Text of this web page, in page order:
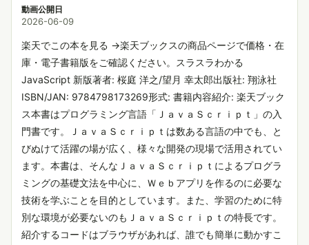
動画公開日
2026-06-09
楽天でこの本を見る →楽天ブックスの商品ページで価格・在
庫・電子書籍版をご確認ください。スラスラわかる
JavaScript 新版著者: 桜庭 洋之/望月 幸太郎出版社: 翔泳社
ISBN/JAN: 9784798173269形式: 書籍内容紹介: 楽天ブック
ス本書はプログラミング言語「ＪａｖａＳｃｒｉｐｔ」の入
門書です。ＪａｖａＳｃｒｉｐｔは数ある言語の中でも、と
びぬけて活躍の場が広く、様々な開発の現場で活用されてい
ます。本書は、そんなＪａｖａＳｃｒｉｐｔによるプログラ
ミングの基礎文法を中心に、Ｗｅｂアプリを作るのに必要な
技術を学ぶことを目的としています。また、学習のために特
別な環境が必要ないのもＪａｖａＳｃｒｉｐｔの特長です。
紹介するコードはブラウザがあれば、誰でも簡単に動かすこ